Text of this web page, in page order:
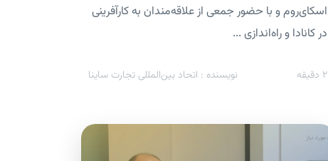
اسکای‌روم و با حضور جمعی از علاقه‌مندان به کارآفرینی
در کانادا و راه‌اندازی ...
2 دقیقه نویسنده : اتحاد بین‌المللی تجارت ساینا